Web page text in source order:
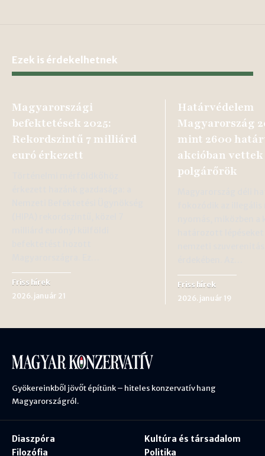
Ezek is érdekelhetnek
Magyarországi
befektetések 2025:
Rekordszintű 7 milliárd
euró érkezett
Friss hírek
2026. január 21
Határvédelem
Magyarország
mint 2600
akcióban
polgárőrök
Friss hírek
2026. január 19
Gyökereinkből jövőt építünk – hiteles konzervatív hang
Magyarországról.
Diaszpóra
Filozófia
Kultúra és társadalom
Politika